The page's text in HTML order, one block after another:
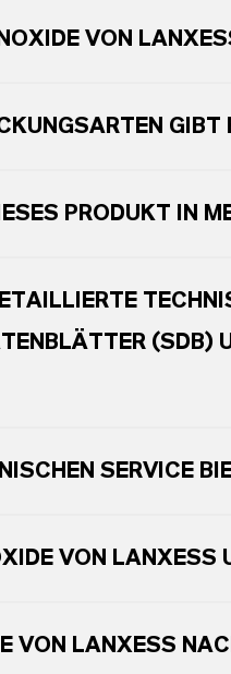
VON
GIBT
PRODUKT IN
(SDB)
SERVICE
VON LANXESS
VON LANXESS